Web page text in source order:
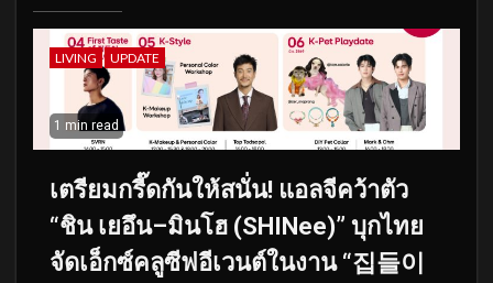
LIVING UPDATE
1 min read
เตรียมกรี๊ดกันให้สนั่น! แอลจีคว้าตัว
“ชิน เยอึน–มินโฮ (SHINee)” บุกไทย
จัดเอ็กซ์คลูซีฟอีเวนต์ในงาน “집들이